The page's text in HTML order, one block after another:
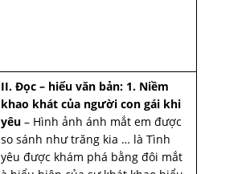
II. Đọc – hiểu văn bản: 1. Niềm
khao khát của người con gái khi
yêu – Hình ảnh ánh mắt em được
so sánh như trăng kia … là Tình
yêu được khám phá bằng đôi mắt